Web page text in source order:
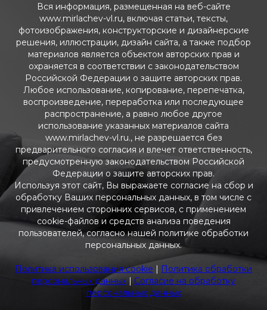
Вся информация, размещенная на веб-сайте
www.mirlachev-vl.ru, включая статьи, тексты,
фотоизображения, конструкторские и дизайнерские
решения, иллюстрации, дизайн сайта, а также подбор
материалов является объектом авторских прав и
охраняется в соответствии с законодательством
Российской Федерации о защите авторских прав.
Любое использование, копирование, перепечатка,
воспроизведение, переработка или последующее
распространение, а равно любое другое
использование указанных материалов сайта
www.mirlachev-vl.ru., не разрешается без
предварительного согласия и влечет ответственность,
предусмотренную законодательством Российской
Федерации о защите авторских прав.
Используя этот сайт, Вы выражаете согласие на сбор и
обработку Ваших персональных данных, в том числе с
привлечением сторонних сервисов, с применением
cookie-файлов и средств анализа поведения
пользователей, согласно нашей политике обработки
персональных данных.
Политика использования cookie | Политика обработки
персональных данных | Согласие на обработку
персональных данных